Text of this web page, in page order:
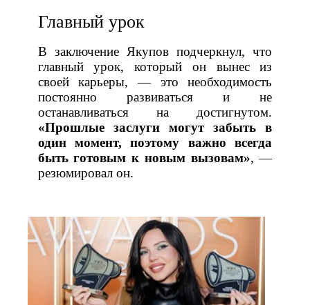
Главный урок
В заключение Якупов подчеркнул, что
главный урок, который он вынес из
своей карьеры, — это необходимость
постоянно развиваться и не
останавливаться на достигнутом.
«Прошлые заслуги могут забыть в
один момент, поэтому важно всегда
быть готовым к новым вызовам», —
резюмировал он.